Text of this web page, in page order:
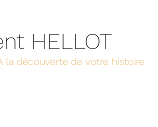
HELLOT
la découverte de votre histoire